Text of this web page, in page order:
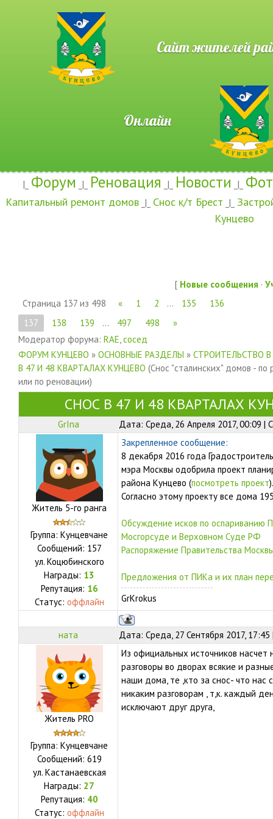
Сайт жителей
Онлайн
|_ Форум _|_ Реновация _|_ Новости _|_
Капитальный ремонт домов _|_ Снос к/т Брест _|_
Кунцево
[ Новые сообщения ·
Страница 137 из 498 « 1 2 … 135
136
137
138 139 … 497 498
»
Модератор форума: RAE,сосед
ФОРУМ КУНЦЕВО » ОСНОВНЫЕ РАЗДЕЛЫ » СТРОИТЕЛЬСТВО
В 47 И 48 КВАРТАЛАХ КУНЦЕВО (Снос "сталинских" домов - по
или по реновации)
СНОС В 47 И 48 КВАРТАЛАХ
GrIna Дата: Среда, 26 Апреля 2017, 00:09 |
Житель 5-го ранга
Группа: Кунцевчане
Сообщений: 157
ул. Коцюбинского
Награды: 13
Репутация: 16
Статус: оффлайн
Закрепленное сообщение:
8 декабря 2016 года
мэра Москвы одобрила проект
района Кунцево (посмотреть проект).
Согласно этому проекту все дома
Обсуждение исков по оспариванию
Мосгорсуде и Верховном Суде РФ
Распоряжение Правительства
Предложения от ПИКа и их план
GrKrokus
ната Дата: Среда, 27 Сентября 2017,
Житель PRO
Группа: Кунцевчане
Сообщений: 619
ул. Кастанаевская
Награды: 27
Репутация: 40
Статус: оффлайн
Из официальных источников насчет
разговоры во дворах всякие и
наши дома, те ,кто за снос- что нас
никаким разговорам , т,к. каждый
исключают друг друга,